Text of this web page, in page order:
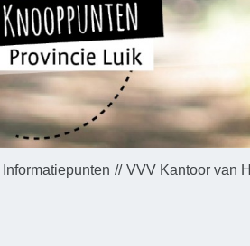
Informatiepunten VVV Kantoor van